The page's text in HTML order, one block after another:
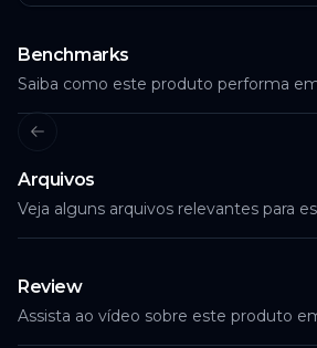
Benchmarks
Saiba como este produto performa
Previous slide
Arquivos
Veja alguns arquivos relevantes para
Review
Assista ao vídeo sobre este produto